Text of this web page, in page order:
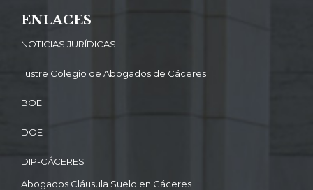
ENLACES
NOTICIAS JURÍDICAS
Ilustre Colegio de Abogados de Cáceres
BOE
DOE
DIP-CÁCERES
Abogados Cláusula Suelo en Cáceres